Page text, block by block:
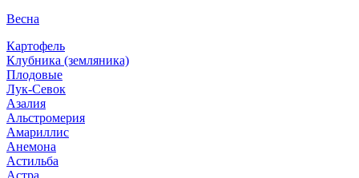
Весна
Картофель
Клубника (земляника)
Плодовые
Лук-Севок
Азалия
Альстромерия
Амариллис
Анемона
Астильба